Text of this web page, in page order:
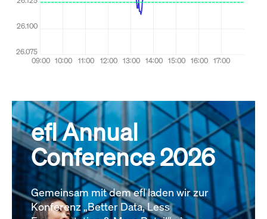
efl Annual
Conference 2026
Gemeinsam mit dem efl laden wir zur
Konferenz „Better Data, Less